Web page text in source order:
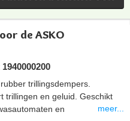
de ASKO
trillingsdempers.
trillingen en geluid. Geschikt
en
meer...